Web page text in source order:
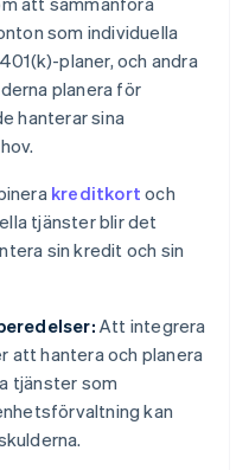
som individuella
planer, och andra
planera för
hanterar sina
kreditkort och
tjänster blir det
sin kredit och sin
Att integrera
att hantera och planera
tjänster som
kan